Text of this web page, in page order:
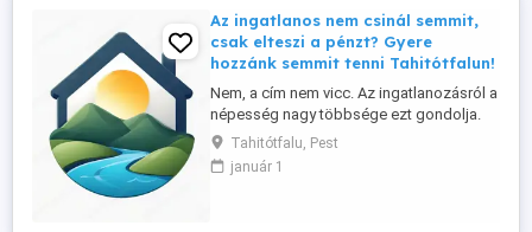
nincs semmiféle havi, vagy ...
Az ingatlanos nem csinál semmit,
csak elteszi a pénzt? Gyere
hozzánk semmit tenni Tahitótfalun!
Nem, a cím nem vicc. Az ingatlanozásról a
népesség nagy többsége ezt gondolja.
Ennek tükrében ingatlan irodánk referens-
üzlettársat keres a Szentendrei szigeten
és környékén, elsősorban helyi lakos
Tahitótfalu, Pest
január 1